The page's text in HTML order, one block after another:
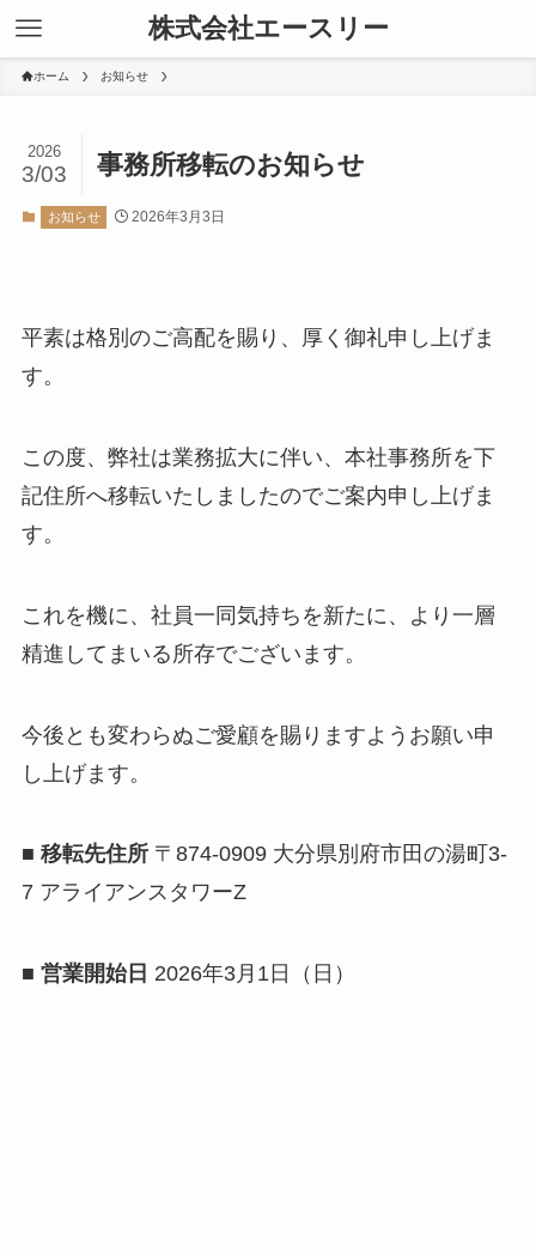
株式会社エースリー
ホーム お知らせ
事務所移転のお知らせ
2026
3/03
お知らせ 2026年3月3日
平素は格別のご高配を賜り、厚く御礼申し上げま
す。
この度、弊社は業務拡大に伴い、本社事務所を下
記住所へ移転いたしましたのでご案内申し上げま
す。
これを機に、社員一同気持ちを新たに、より一層
精進してまいる所存でございます。
今後とも変わらぬご愛顧を賜りますようお願い申
し上げます。
■ 移転先住所〒874-0909 大分県別府市田の湯町3-
7 アライアンスタワーZ
■ 営業開始日 2026年3月1日（日）